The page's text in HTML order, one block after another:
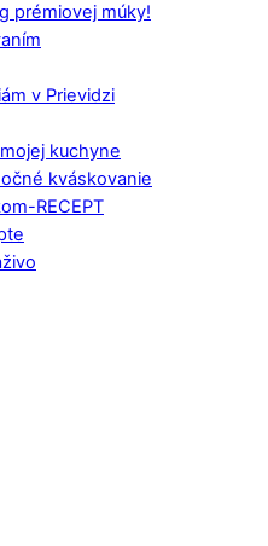
prémiovej múky!
v Prievidzi
kuchyne
kváskovanie
RECEPT